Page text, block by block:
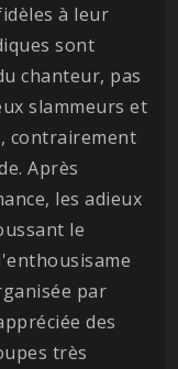
à leur
sont
chanteur, pas
slammeurs et
contrairement
Après
les adieux
le
par
des
très